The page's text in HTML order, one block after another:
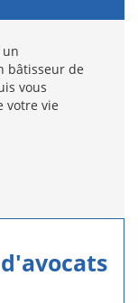
un
bâtisseur de
vous
votre vie